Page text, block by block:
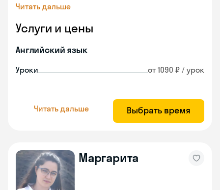
Читать дальше
Услуги и цены
Английский язык
Уроки от 1090 ₽ / урок
Читать дальше Выбрать время
Маргарита